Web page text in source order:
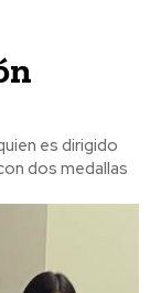
es dirigido
dos medallas